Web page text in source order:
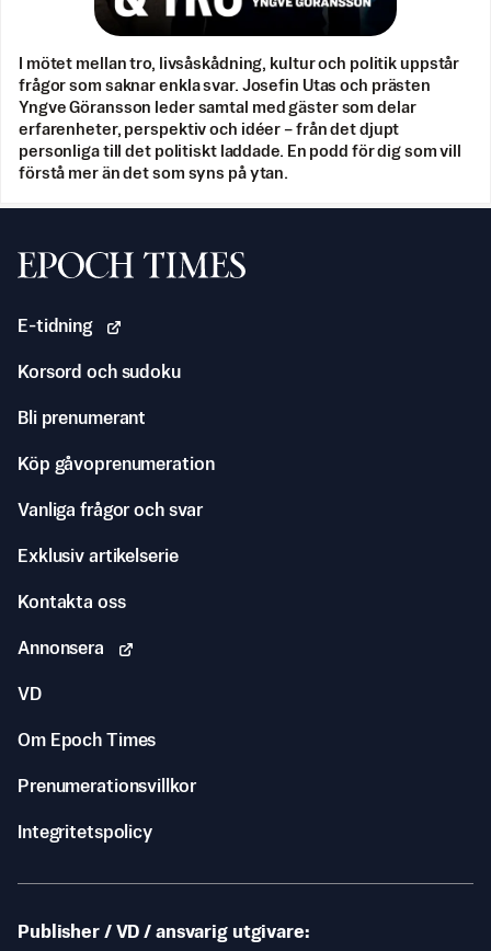
I mötet mellan tro, livsåskådning, kultur och politik uppstår
frågor som saknar enkla svar. Josefin Utas och prästen
Yngve Göransson leder samtal med gäster som delar
erfarenheter, perspektiv och idéer – från det djupt
personliga till det politiskt laddade. En podd för dig som vill
förstå mer än det som syns på ytan.
Svenska Epoch Times
E-tidning
Korsord och sudoku
Bli prenumerant
Köp gåvoprenumeration
Vanliga frågor och svar
Exklusiv artikelserie
Kontakta oss
Annonsera
VD
Om Epoch Times
Prenumerationsvillkor
Integritetspolicy
Publisher / VD / ansvarig utgivare